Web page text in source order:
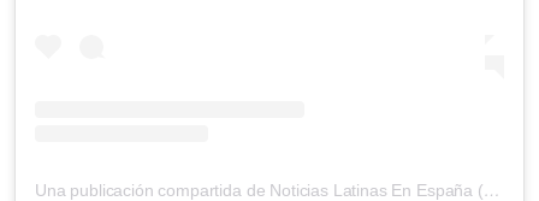
Una publicación compartida de Noticias Latinas En España (@noticias_latinasesp)